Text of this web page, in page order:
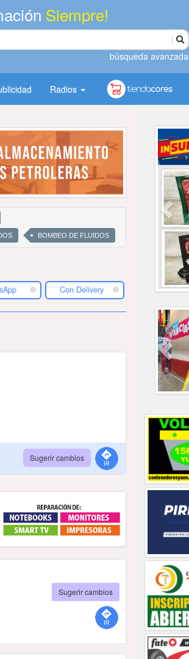
Siempre!
búsqueda avanzada
Radios
BOMBEO DE FLUIDOS
Con Delivery
Sugerir cambios
Sugerir cambios